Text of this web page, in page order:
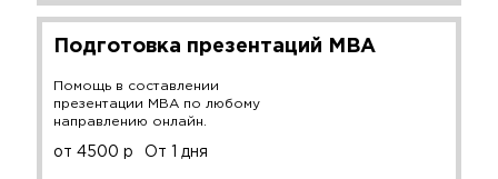
Подготовка презентаций MBA
Помощь в составлении
презентации MBA по любому
направлению онлайн.
от 4500 р От 1 дня